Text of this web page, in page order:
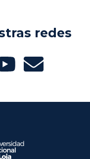
redes